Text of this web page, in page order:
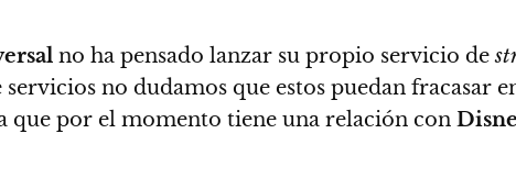
no ha pensado lanzar su propio servicio de
no dudamos que estos puedan fracasar
que por el momento tiene una relación con